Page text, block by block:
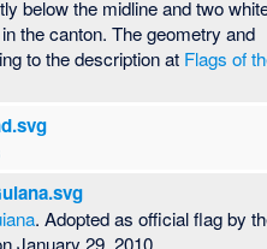
below the midline and two
the canton. The geometry and
to the description at Flags of
. Adopted as official flag by
January 29, 2010.